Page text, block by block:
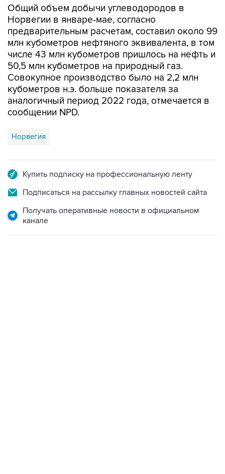
Общий объем добычи углеводородов в
Норвегии в январе-мае, согласно
предварительным расчетам, составил около 99
млн кубометров нефтяного эквивалента, в том
числе 43 млн кубометров пришлось на нефть и
50,5 млн кубометров на природный газ.
Совокупное производство было на 2,2 млн
кубометров н.э. больше показателя за
аналогичный период 2022 года, отмечается в
сообщении NPD.
Норвегия
Купить подписку на профессиональную ленту
Подписаться на рассылку главных новостей сайта
Получать оперативные новости в официальном
канале